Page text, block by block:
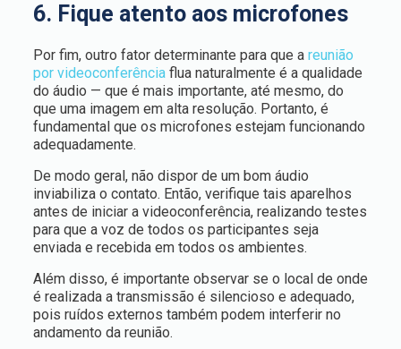
6. Fique atento aos microfones
Por fim, outro fator determinante para que a reunião
por videoconferênciaflua naturalmente é a qualidade
do áudio — que é mais importante, até mesmo, do
que uma imagem em alta resolução. Portanto, é
fundamental que os microfones estejam funcionando
adequadamente.
De modo geral, não dispor de um bom áudio
inviabiliza o contato. Então, verifique tais aparelhos
antes de iniciar a videoconferência, realizando testes
para que a voz de todos os participantes seja
enviada e recebida em todos os ambientes.
Além disso, é importante observar se o local de onde
é realizada a transmissão é silencioso e adequado,
pois ruídos externos também podem interferir no
andamento da reunião.